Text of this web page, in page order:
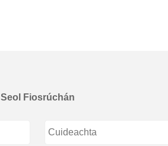
Seol Fiosrúchán